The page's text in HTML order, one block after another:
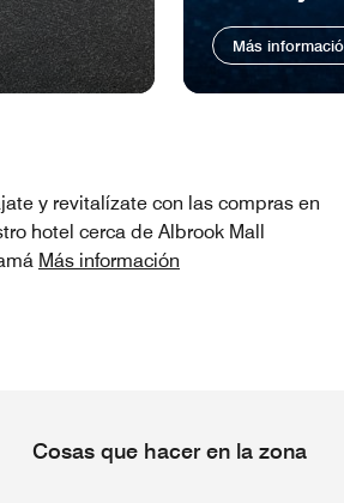
Más
y revitalízate con las compras en
hotel cerca de Albrook Mall
Más información
Cosas que hacer en la zona